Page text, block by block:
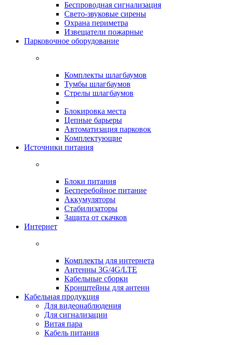
Беспроводная сигнализация
Свето-звуковые сирены
Охрана периметра
Извещатели пожарные
Парковочное оборудование
Комплекты шлагбаумов
Тумбы шлагбаумов
Стрелы шлагбаумов
Блокировка места
Цепные барьеры
Автоматизация парковок
Комплектующие
Источники питания
Блоки питания
Бесперебойное питание
Аккумуляторы
Стабилизаторы
Защита от скачков
Интернет
Комплекты для интернета
Антенны 3G/4G/LTE
Кабельные сборки
Кронштейны для антенн
Кабельная продукция
Для видеонаблюдения
Для сигнализации
Витая пара
Кабель питания